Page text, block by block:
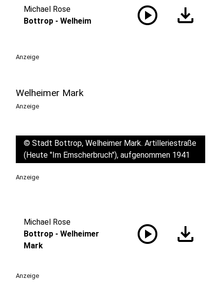
Michael Rose
Bottrop - Welheim
play_circle download
Anzeige
Welheimer Mark
Anzeige
© Stadt Bottrop, Welheimer Mark. Artilleriestraße
(Heute "Im Emscherbruch"), aufgenommen 1941
Anzeige
Michael Rose
Bottrop - Welheimer
Mark
play_circle download
Anzeige